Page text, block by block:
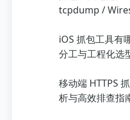
tcpdump /
iOS 抓包工具有
分工与工程化选
移动端 HTTPS
析与高效排查指